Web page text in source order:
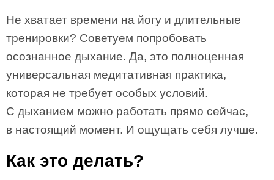
Не хватает времени на йогу и длительные
тренировки? Советуем попробовать
осознанное дыхание. Да, это полноценная
универсальная медитативная практика,
которая не требует особых условий.
С дыханием можно работать прямо сейчас,
в настоящий момент. И ощущать себя лучше.
Как это делать?